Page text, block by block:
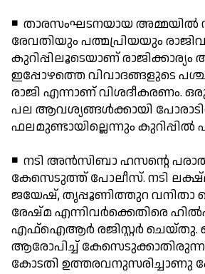
◾ താരസംഘടനയായ അമ്മയില്‍
രേവതിയും പത്മപ്രിയയും
കുറിപ്പിലൂടെയാണ് രാജിക്കാര്യം
ഇപ്പോഴത്തെ വിവാദങ്ങളുടെ
രാജി എന്നാണ് വിശദീകരണം.
പല ആവശ്യങ്ങള്‍ക്കായി
ഫലമുണ്ടായില്ലെന്നും
◾ നടി അന്‍സിബാ ഹസന്റെ
കേസെടുത്ത് പോലീസ്. നടി
ജയേഷ്, തൃപ്പൂണിത്തുറ
രേഷ്മ എന്നിവര്‍ക്കെതിരെ
എഫ്ഐആര്‍ രജിസ്റ്റര്‍ ചെയ്തു.
ആരോപിച്ച്
കോടതി ഉത്തരവനുസരിച്ചാണു